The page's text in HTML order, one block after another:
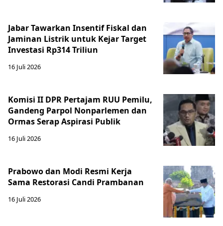
Jabar Tawarkan Insentif Fiskal dan
Jaminan Listrik untuk Kejar Target
Investasi Rp314 Triliun
16 Juli 2026
Komisi II DPR Pertajam RUU Pemilu,
Gandeng Parpol Nonparlemen dan
Ormas Serap Aspirasi Publik
16 Juli 2026
Prabowo dan Modi Resmi Kerja
Sama Restorasi Candi Prambanan
16 Juli 2026